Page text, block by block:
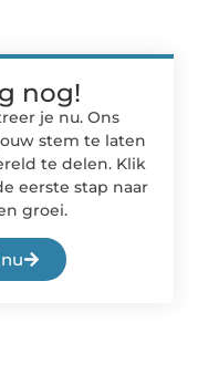
nog!
je nu. Ons
stem te laten
te delen. Klik
eerste stap naar
groei.